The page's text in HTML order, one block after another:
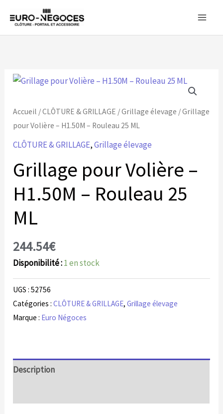
contenu
Accueil /CLÔTURE & GRILLAGE /Grillage élevage / Grillage
pour Volière – H1.50M – Rouleau 25 ML
CLÔTURE & GRILLAGE,Grillage élevage
Grillage pour Volière –
H1.50M – Rouleau 25
ML
244.54€
Disponibilité :1 en stock
UGS :52756
Catégories :CLÔTURE & GRILLAGE,Grillage élevage
Marque : Euro Négoces
Description